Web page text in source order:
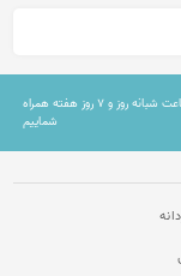
۲۴ ساعت شبانه روز و ۷ روز هفته همراه
شماییم